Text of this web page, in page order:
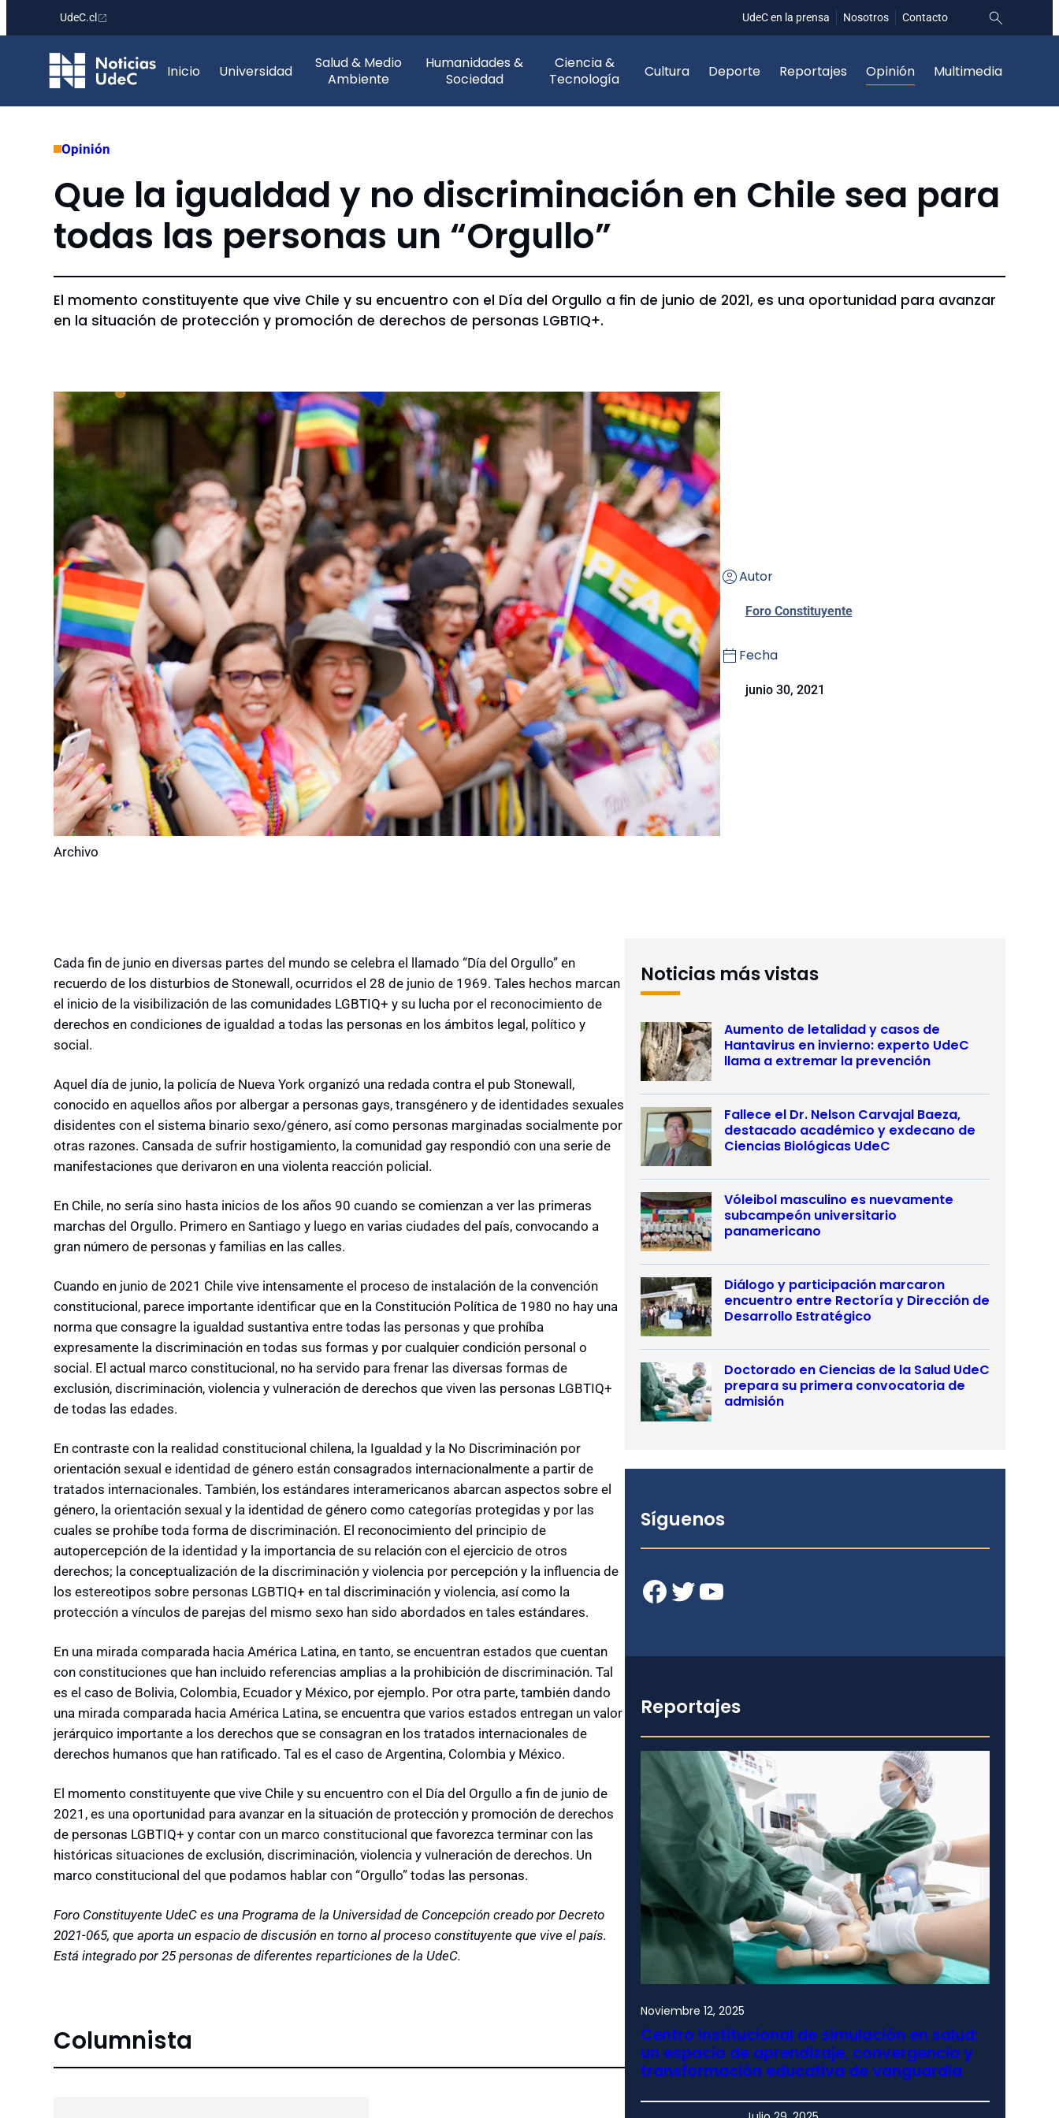
contenido
UdeC.cl UdeC en la prensa Nosotros Contacto
Inicio Universidad
Salud & Medio
Ambiente
Humanidades &
Sociedad
Ciencia &
Tecnología
Cultura Deporte Reportajes Opinión Multimedia
Opinión
Que la igualdad y no discriminación en Chile sea para
todas las personas un “Orgullo”
El momento constituyente que vive Chile y su encuentro con el Día del Orgullo a fin de junio de 2021, es una oportunidad para avanzar
en la situación de protección y promoción de derechos de personas LGBTIQ+.
Archivo
Autor
Foro Constituyente
Fecha
junio 30, 2021
Cada fin de junio en diversas partes del mundo se celebra el llamado “Día del Orgullo” en
recuerdo de los disturbios de Stonewall, ocurridos el 28 de junio de 1969. Tales hechos marcan
el inicio de la visibilización de las comunidades LGBTIQ+ y su lucha por el reconocimiento de
derechos en condiciones de igualdad a todas las personas en los ámbitos legal, político y
social.
Aquel día de junio, la policía de Nueva York organizó una redada contra el pub Stonewall,
conocido en aquellos años por albergar a personas gays, transgénero y de identidades sexuales
disidentes con el sistema binario sexo/género, así como personas marginadas socialmente por
otras razones. Cansada de sufrir hostigamiento, la comunidad gay respondió con una serie de
manifestaciones que derivaron en una violenta reacción policial.
En Chile, no sería sino hasta inicios de los años 90 cuando se comienzan a ver las primeras
marchas del Orgullo. Primero en Santiago y luego en varias ciudades del país, convocando a
gran número de personas y familias en las calles.
Cuando en junio de 2021 Chile vive intensamente el proceso de instalación de la convención
constitucional, parece importante identificar que en la Constitución Política de 1980 no hay una
norma que consagre la igualdad sustantiva entre todas las personas y que prohíba
expresamente la discriminación en todas sus formas y por cualquier condición personal o
social. El actual marco constitucional, no ha servido para frenar las diversas formas de
exclusión, discriminación, violencia y vulneración de derechos que viven las personas LGBTIQ+
de todas las edades.
En contraste con la realidad constitucional chilena, la Igualdad y la No Discriminación por
orientación sexual e identidad de género están consagrados internacionalmente a partir de
tratados internacionales. También, los estándares interamericanos abarcan aspectos sobre el
género, la orientación sexual y la identidad de género como categorías protegidas y por las
cuales se prohíbe toda forma de discriminación. El reconocimiento del principio de
autopercepción de la identidad y la importancia de su relación con el ejercicio de otros
derechos; la conceptualización de la discriminación y violencia por percepción y la influencia de
los estereotipos sobre personas LGBTIQ+ en tal discriminación y violencia, así como la
protección a vínculos de parejas del mismo sexo han sido abordados en tales estándares.
En una mirada comparada hacia América Latina, en tanto, se encuentran estados que cuentan
con constituciones que han incluido referencias amplias a la prohibición de discriminación. Tal
es el caso de Bolivia, Colombia, Ecuador y México, por ejemplo. Por otra parte, también dando
una mirada comparada hacia América Latina, se encuentra que varios estados entregan un valor
jerárquico importante a los derechos que se consagran en los tratados internacionales de
derechos humanos que han ratificado. Tal es el caso de Argentina, Colombia y México.
El momento constituyente que vive Chile y su encuentro con el Día del Orgullo a fin de junio de
2021, es una oportunidad para avanzar en la situación de protección y promoción de derechos
de personas LGBTIQ+ y contar con un marco constitucional que favorezca terminar con las
históricas situaciones de exclusión, discriminación, violencia y vulneración de derechos. Un
marco constitucional del que podamos hablar con “Orgullo” todas las personas.
Foro Constituyente UdeC es una Programa de la Universidad de Concepción creado por Decreto
2021-065, que aporta un espacio de discusión en torno al proceso constituyente que vive el país.
Está integrado por 25 personas de diferentes reparticiones de la UdeC.
Columnista
Noticias más vistas
Aumento de letalidad y casos de
Hantavirus en invierno: experto UdeC
llama a extremar la prevención
Fallece el Dr. Nelson Carvajal Baeza,
destacado académico y exdecano de
Ciencias Biológicas UdeC
Vóleibol masculino es nuevamente
subcampeón universitario
panamericano
Diálogo y participación marcaron
encuentro entre Rectoría y Dirección de
Desarrollo Estratégico
Doctorado en Ciencias de la Salud UdeC
prepara su primera convocatoria de
admisión
Síguenos
Facebook Twitter YouTube
Reportajes
Noviembre 12, 2025
Centro institucional de simulación en salud:
un espacio de aprendizaje, convergencia y
transformación educativa de vanguardia